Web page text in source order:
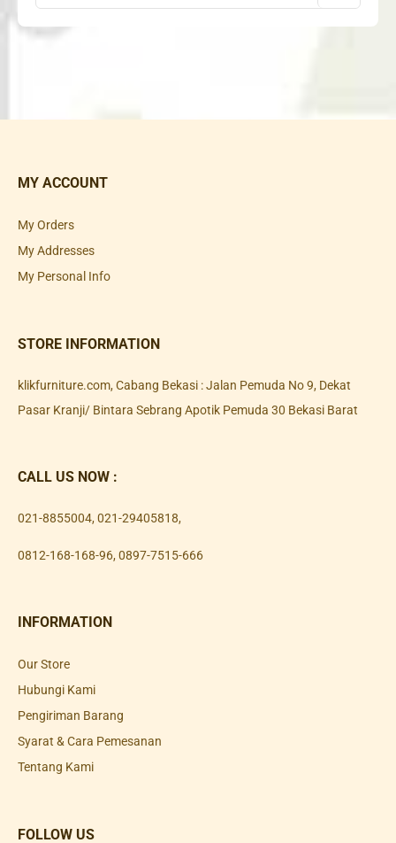
MY ACCOUNT
My Orders
My Addresses
My Personal Info
STORE INFORMATION
klikfurniture.com, Cabang Bekasi : Jalan Pemuda No 9, Dekat
Pasar Kranji/ Bintara Sebrang Apotik Pemuda 30 Bekasi Barat
CALL US NOW :
021-8855004, 021-29405818,
0812-168-168-96, 0897-7515-666
INFORMATION
Our Store
Hubungi Kami
Pengiriman Barang
Syarat & Cara Pemesanan
Tentang Kami
FOLLOW US